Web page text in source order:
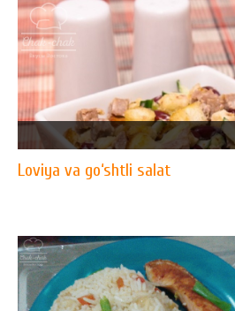
Loviya va go‘shtli salat